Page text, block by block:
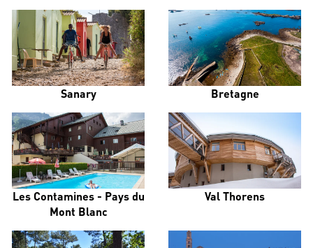
Sanary Bretagne
Les Contamines - Pays du
Mont Blanc
Val Thorens